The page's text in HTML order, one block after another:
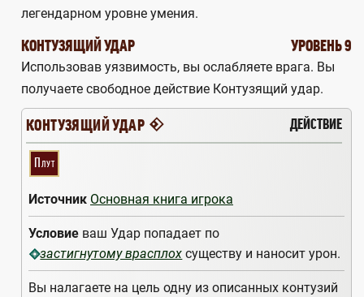
легендарном уровне умения.
КОНТУЗЯЩИЙ УДАР УРОВЕНЬ 9
Использовав уязвимость, вы ослабляете врага. Вы
получаете свободное действие Контузящий удар.
КОНТУЗЯЩИЙ УДАР 4 ДЕЙСТВИЕ
Плут
Источник Основная книга игрока
Условие ваш Удар попадает по
застигнутому врасплох существу и наносит урон.
Вы налагаете на цель одну из описанных контузий